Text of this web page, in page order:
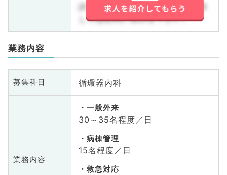
詳しくはお問い合わせ下さい。詳
しくはお問い合わせ下さい。
業務内容
募集科目 循環器内科
業務内容
一般外来
30～35名程度／日
病棟管理
15名程度／日
救急対応